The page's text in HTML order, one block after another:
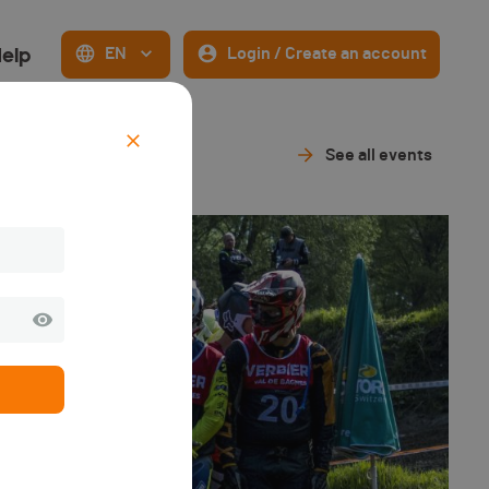
EN Login / Create an account
See all events